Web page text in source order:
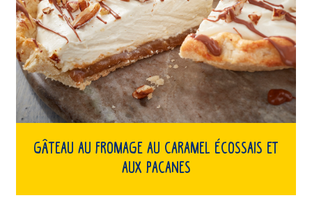
Gâteau au fromage au caramel écossais et
aux pacanes